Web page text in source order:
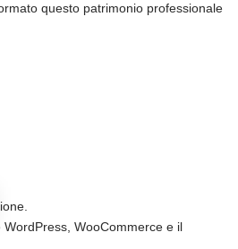
questo patrimonio professionale
WordPress, WooCommerce e il